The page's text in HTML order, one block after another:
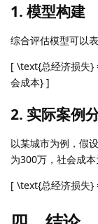
1. 模型构建
综合评估模型可以
[ \text{总经济损失}
会成本} ]
2. 实际案例
以某城市为例，假
为300万，社会成
[ \text{总经济损失}